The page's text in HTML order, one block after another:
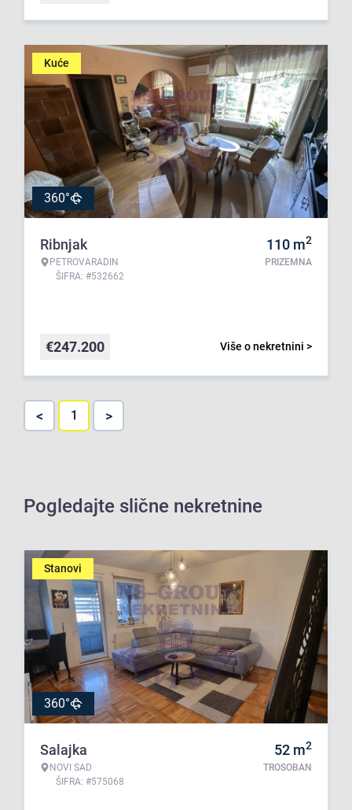
Kuće
360°
Ribnjak
PETROVARADIN
ŠIFRA: #532662
110 m2
PRIZEMNA
Više o nekretnini >
€247.200
< 1 >
Pogledajte slične nekretnine
Stanovi
360°
Salajka
NOVI SAD
ŠIFRA: #575068
52 m2
TROSOBAN